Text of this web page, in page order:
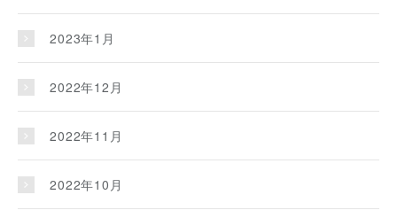
2023年1月
2022年12月
2022年11月
2022年10月